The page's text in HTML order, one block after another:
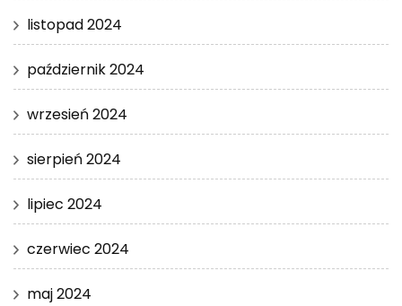
listopad 2024
październik 2024
wrzesień 2024
sierpień 2024
lipiec 2024
czerwiec 2024
maj 2024